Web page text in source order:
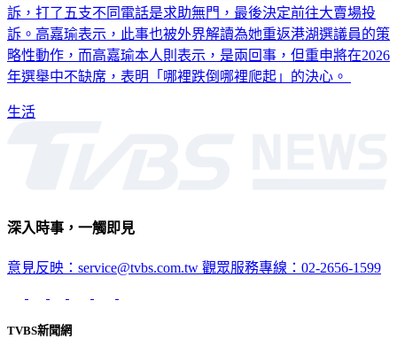
訴，打了五支不同電話是求助無門，最後決定前往大賣場投
訴。高嘉瑜表示，此事也被外界解讀為她重返港湖選議員的策
略性動作，而高嘉瑜本人則表示，是兩回事，但重申將在2026
年選舉中不缺席，表明「哪裡跌倒哪裡爬起」的決心。
生活
深入時事，一觸即見
意見反映：service@tvbs.com.tw 觀眾服務專線：02-2656-1599
TVBS新聞網